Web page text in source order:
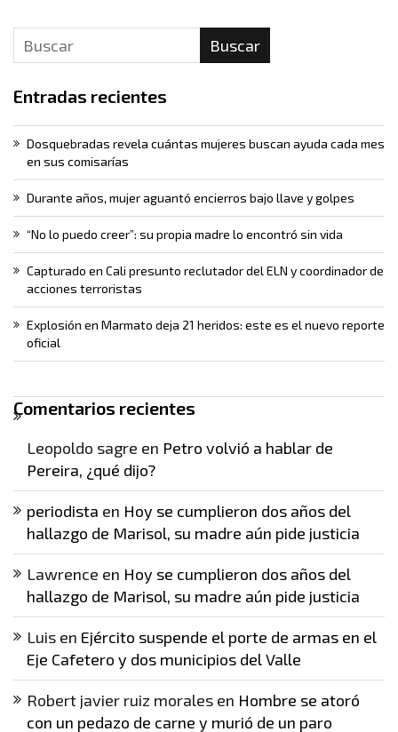
Buscar
Entradas recientes
Dosquebradas revela cuántas mujeres buscan ayuda cada mes
en sus comisarías
Durante años, mujer aguantó encierros bajo llave y golpes
“No lo puedo creer”: su propia madre lo encontró sin vida
Capturado en Cali presunto reclutador del ELN y coordinador de
acciones terroristas
Explosión en Marmato deja 21 heridos: este es el nuevo reporte
oficial
Comentarios recientes
Leopoldo sagre en Petro volvió a hablar de
Pereira, ¿qué dijo?
periodista en Hoy se cumplieron dos años del
hallazgo de Marisol, su madre aún pide justicia
Lawrence en Hoy se cumplieron dos años del
hallazgo de Marisol, su madre aún pide justicia
Luis en Ejército suspende el porte de armas en el
Eje Cafetero y dos municipios del Valle
Robert javier ruiz morales en Hombre se atoró
con un pedazo de carne y murió de un paro